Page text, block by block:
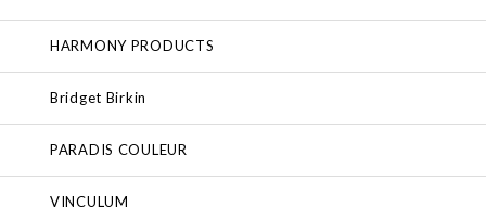
HARMONY PRODUCTS
Bridget Birkin
PARADIS COULEUR
VINCULUM